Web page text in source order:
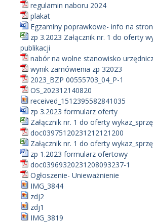
regulamin naboru 2024
plakat
Egzaminy poprawkowe- info na
zp 3.2023 Załącznik nr. 1 do oferty
publikacji
nabór na wolne stanowisko
wynik zamówienia zp 32023
2023_BZP 00555703_04_P-1
OS_202312140820
received_1512395582841035
zp 3.2023 formularz oferty
Załącznik nr. 1 do oferty
doc03975120231212121200
Załącznik nr. 1 do oferty
zp 1.2023 formularz ofertowy
doc03969320231208093237-1
Ogłoszenie- Unieważnienie
IMG_3844
zdj2
zdj1
IMG_3819